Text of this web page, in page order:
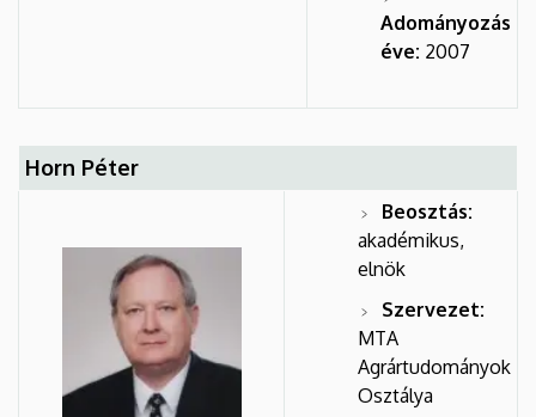
Adományozás
éve: 2007
Horn Péter
Beosztás:
akadémikus,
elnök
Szervezet:
MTA
Agrártudományok
Osztálya